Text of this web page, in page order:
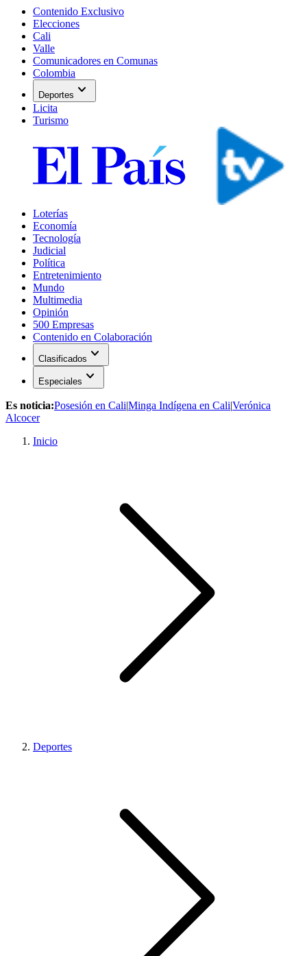
Contenido Exclusivo
Elecciones
Cali
Valle
Comunicadores en Comunas
Colombia
Deportes expand_more
Licita
Turismo
Loterías
Economía
Tecnología
Judicial
Política
Entretenimiento
Mundo
Multimedia
Opinión
500 Empresas
Contenido en Colaboración
Clasificados expand_more
Especiales expand_more
Es noticia:Posesión en Cali|Minga Indígena en Cali|Verónica
Alcocer
Inicio
Deportes